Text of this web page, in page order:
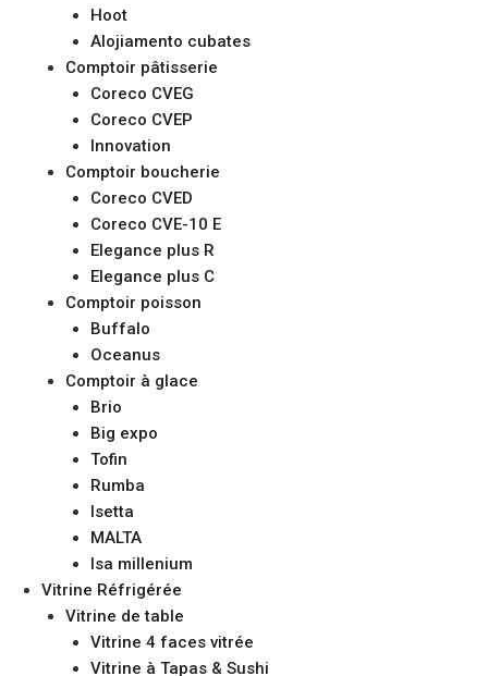
Hoot
Alojiamento cubates
Comptoir pâtisserie
Coreco CVEG
Coreco CVEP
Innovation
Comptoir boucherie
Coreco CVED
Coreco CVE-10 E
Elegance plus R
Elegance plus C
Comptoir poisson
Buffalo
Oceanus
Comptoir à glace
Brio
Big expo
Tofin
Rumba
Isetta
MALTA
Isa millenium
Vitrine Réfrigérée
Vitrine de table
Vitrine 4 faces vitrée
Vitrine à Tapas & Sushi